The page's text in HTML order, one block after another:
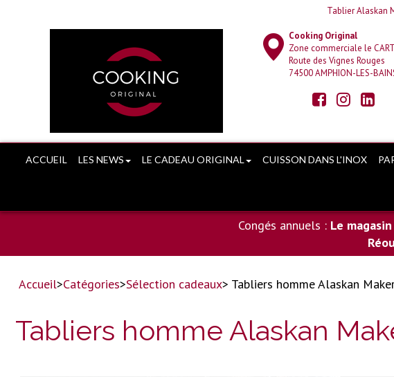
Tablier Alaskan
Cooking Original
Zone commerciale le
Route des Vignes Rouges
74500 AMPHION-LES-
ACCUEIL LES NEWS LE CADEAU ORIGINAL CUISSON DANS L'INOX
Congés annuels : Le
Accueil>Catégories>Sélection cadeaux> Tabliers homme Alaskan
Tabliers homme Alaskan